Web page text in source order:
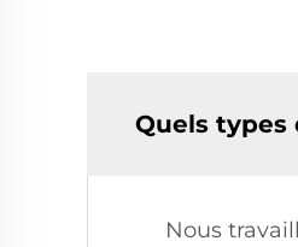
Quels types
Nous